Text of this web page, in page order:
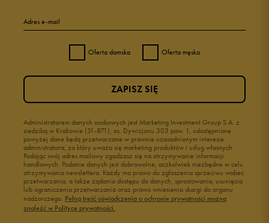
Adres e-mail
Oferta damska Oferta męska
Administratorem danych osobowych jest Marketing Investment Group S.A. z
siedzibą w Krakowie (31-871), os. Dywizjonu 303 paw. 1, udostępnione
powyżej dane będą przetwarzane w prawnie uzasadnionym interesie
administratora, za który uważa się marketing produktów i usług własnych.
Podając swój adres mailowy zgadzasz się na otrzymywanie informacji
handlowych. Podanie danych jest dobrowolne, aczkolwiek niezbędne w celu
otrzymywania newslettera. Każdy ma prawo do zgłoszenia sprzeciwu wobec
przetwarzania, a także żądania dostępu do danych, sprostowania, usunięcia
lub ograniczenia przetwarzania oraz prawo wniesienia skargi do organu
nadzorczego. Pełną treść oświadczenia o ochronie prywatności można
znaleźć w Polityce prywatności.
ZAPISZ SIĘ